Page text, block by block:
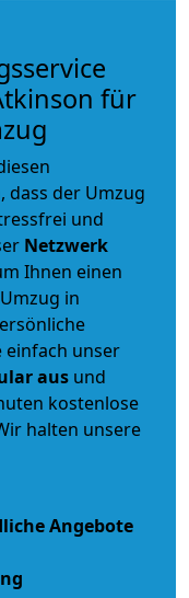
für
dass der Umzug
und
Netzwerk
Ihnen einen
in
einfach unser
aus und
kostenlose
halten unsere
Angebote